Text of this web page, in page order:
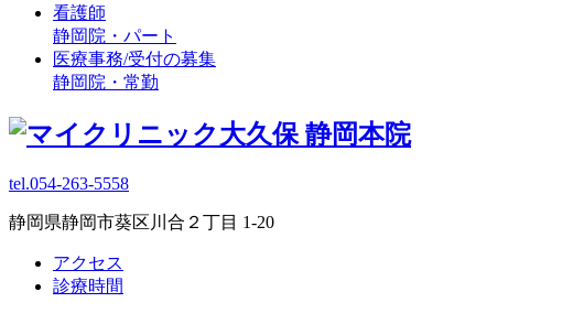
看護師
静岡院・パート
医療事務/受付の募集
静岡院・常勤
tel.054-263-5558
静岡県静岡市葵区川合２丁目 1-20
アクセス
診療時間